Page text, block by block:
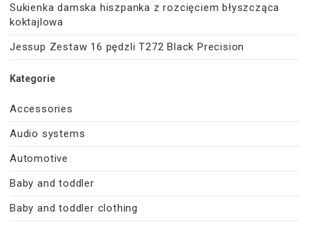
Sukienka damska hiszpanka z rozcięciem błyszcząca
koktajlowa
Jessup Zestaw 16 pędzli T272 Black Precision
Kategorie
Accessories
Audio systems
Automotive
Baby and toddler
Baby and toddler clothing